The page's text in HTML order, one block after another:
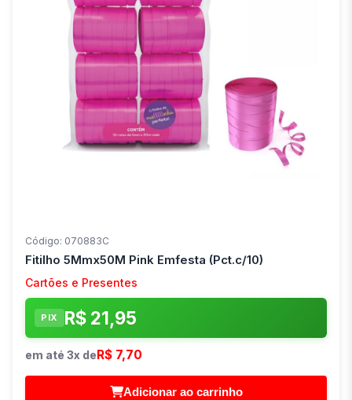
Código: 070883C
Fitilho 5Mmx50M Pink Emfesta (Pct.c/10)
Cartões e Presentes
PIX R$ 21,95
em até 3x deR$ 7,70
Adicionar ao carrinho